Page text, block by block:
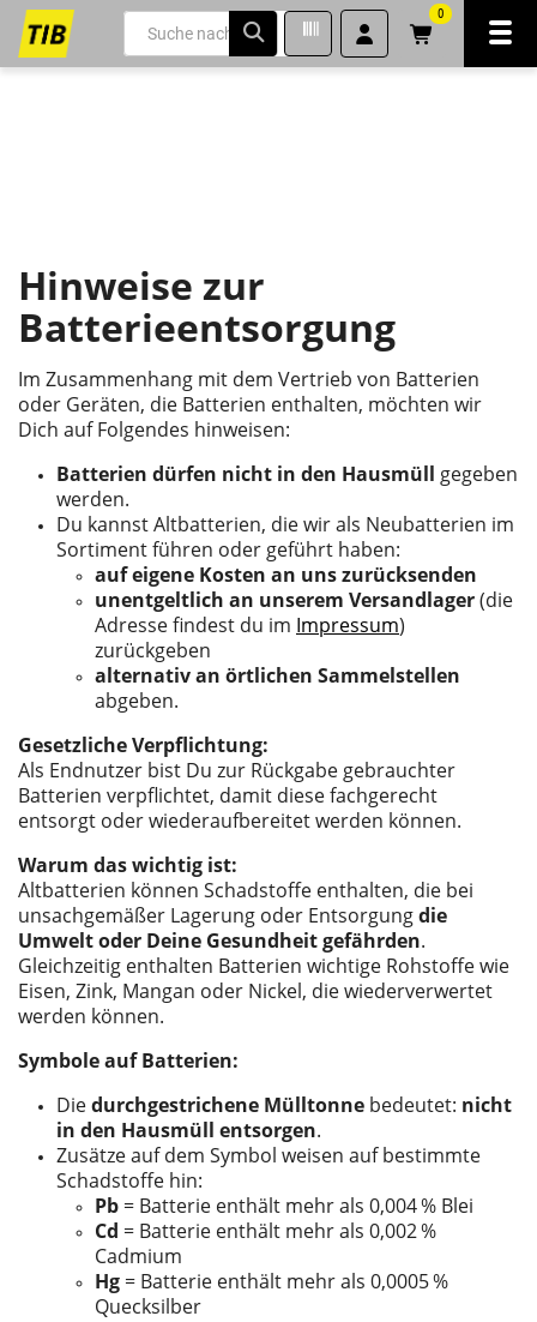
0
Hinweise zur
Batterieentsorgung
Im Zusammenhang mit dem Vertrieb von Batterien
oder Geräten, die Batterien enthalten, möchten wir
Dich auf Folgendes hinweisen:
Batterien dürfen nicht in den Hausmüll gegeben
werden.
Du kannst Altbatterien, die wir als Neubatterien im
Sortiment führen oder geführt haben:
auf eigene Kosten an uns zurücksenden
unentgeltlich an unserem Versandlager(die
Adresse findest du im Impressum)
zurückgeben
alternativ an örtlichen Sammelstellen
abgeben.
Gesetzliche Verpflichtung:
Als Endnutzer bist Du zur Rückgabe gebrauchter
Batterien verpflichtet, damit diese fachgerecht
entsorgt oder wiederaufbereitet werden können.
Warum das wichtig ist:
Altbatterien können Schadstoffe enthalten, die bei
unsachgemäßer Lagerung oder Entsorgungdie
Umwelt oder Deine Gesundheit gefährden.
Gleichzeitig enthalten Batterien wichtige Rohstoffe wie
Eisen, Zink, Mangan oder Nickel, die wiederverwertet
werden können.
Symbole auf Batterien:
Diedurchgestrichene Mülltonne bedeutet: nicht
in den Hausmüll entsorgen.
Zusätze auf dem Symbol weisen auf bestimmte
Schadstoffe hin:
Pb = Batterie enthält mehr als 0,004% Blei
Cd = Batterie enthält mehr als 0,002%
Cadmium
Hg = Batterie enthält mehr als 0,0005%
Quecksilber